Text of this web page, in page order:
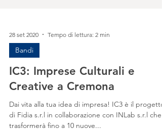
28 set 2020 Tempo di lettura: 2 min
Bandi